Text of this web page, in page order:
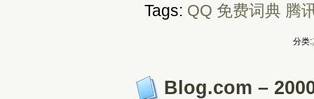
Tags: QQ 免费词典 腾
分类:
Blog.com –